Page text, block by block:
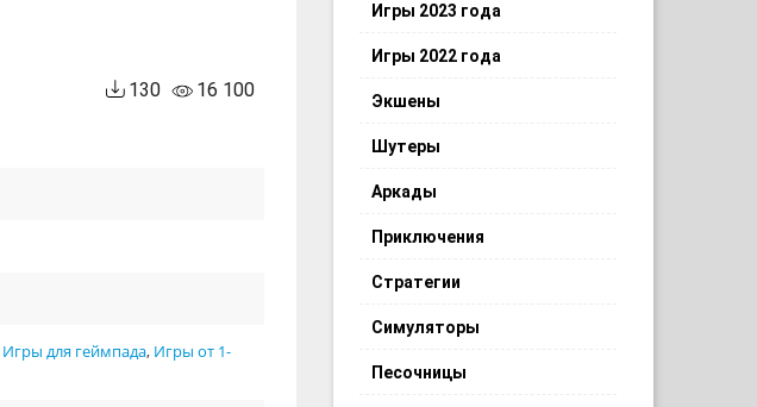
16 100
130
Игры для геймпада, Игры от 1-
Игры 2023 года
Игры 2022 года
Экшены
Шутеры
Аркады
Приключения
Стратегии
Симуляторы
Песочницы